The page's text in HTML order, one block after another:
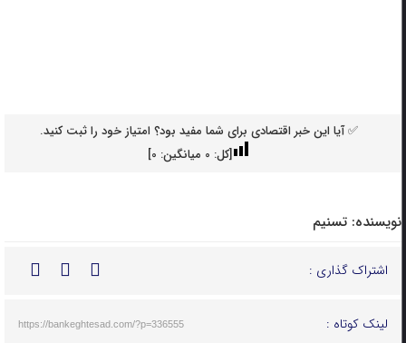
✅ آیا این خبر اقتصادی برای شما مفید بود؟ امتیاز خود را ثبت کنید.
[کل: 0میانگین: 0
]
نویسنده: تسنیم
اشتراک گذاری :
لینک کوتاه : https://bankeghtesad.com/?p=336555